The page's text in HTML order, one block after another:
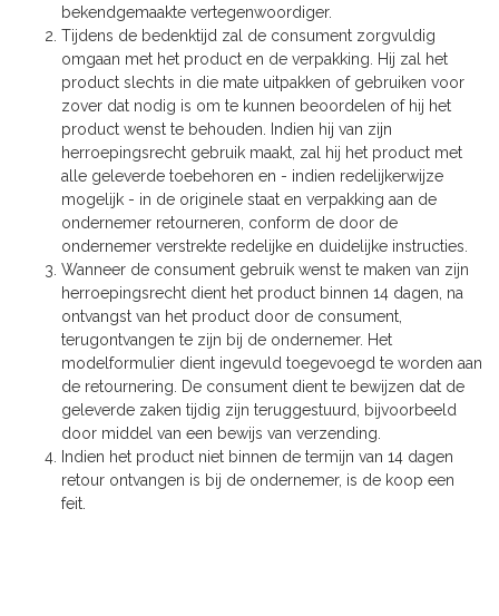
bekendgemaakte vertegenwoordiger.
Tijdens de bedenktijd zal de consument zorgvuldig
omgaan met het product en de verpakking. Hij zal het
product slechts in die mate uitpakken of gebruiken voor
zover dat nodig is om te kunnen beoordelen of hij het
product wenst te behouden. Indien hij van zijn
herroepingsrecht gebruik maakt, zal hij het product met
alle geleverde toebehoren en - indien redelijkerwijze
mogelijk - in de originele staat en verpakking aan de
ondernemer retourneren, conform de door de
ondernemer verstrekte redelijke en duidelijke instructies.
Wanneer de consument gebruik wenst te maken van zijn
herroepingsrecht dient het product binnen 14 dagen, na
ontvangst van het product door de consument,
terugontvangen te zijn bij de ondernemer. Het
modelformulier dient ingevuld toegevoegd te worden aan
de retournering. De consument dient te bewijzen dat de
geleverde zaken tijdig zijn teruggestuurd, bijvoorbeeld
door middel van een bewijs van verzending.
Indien het product niet binnen de termijn van 14 dagen
retour ontvangen is bij de ondernemer, is de koop een
feit.